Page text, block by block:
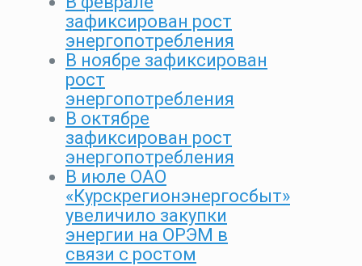
зафиксирован рост
энергопотребления
В ноябре зафиксирован
рост
энергопотребления
В октябре
зафиксирован рост
энергопотребления
В июле ОАО
«Курскрегионэнергосбыт»
увеличило закупки
энергии на ОРЭМ в
связи с ростом